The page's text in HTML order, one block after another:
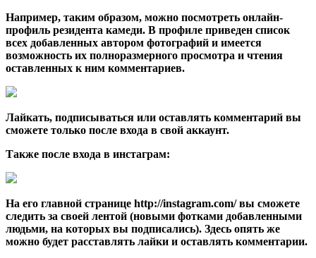
Например, таким образом, можно посмотреть онлайн-
профиль резидента камеди. В профиле приведен список
всех добавленных автором фотографий и имеется
возможность их полноразмерного просмотра и чтения
оставленных к ним комментариев.
Лайкать, подписываться или оставлять комментарий вы
сможете только после входа в свой аккаунт.
Также после входа в инстаграм:
На его главной странице http://instagram.com/ вы сможете
следить за своей лентой (новыми фотками добавленными
людьми, на которых вы подписались). Здесь опять же
можно будет расставлять лайки и оставлять комментарии.